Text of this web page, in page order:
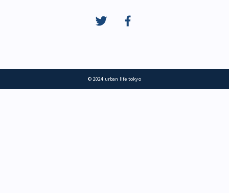
© 2024 urban life tokyo